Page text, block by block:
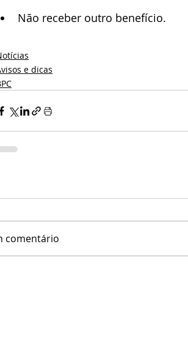
Não receber outro benefício.
e dicas
comentário